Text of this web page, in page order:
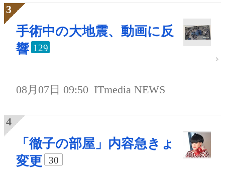
手術中の大地震、動画に反
響 129
08月07日 09:50 ITmedia NEWS
「徹子の部屋」内容急きょ
変更
30